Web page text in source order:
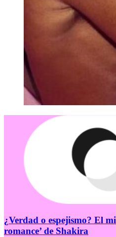
¿Verdad o espejismo? El
romance’ de Shakira